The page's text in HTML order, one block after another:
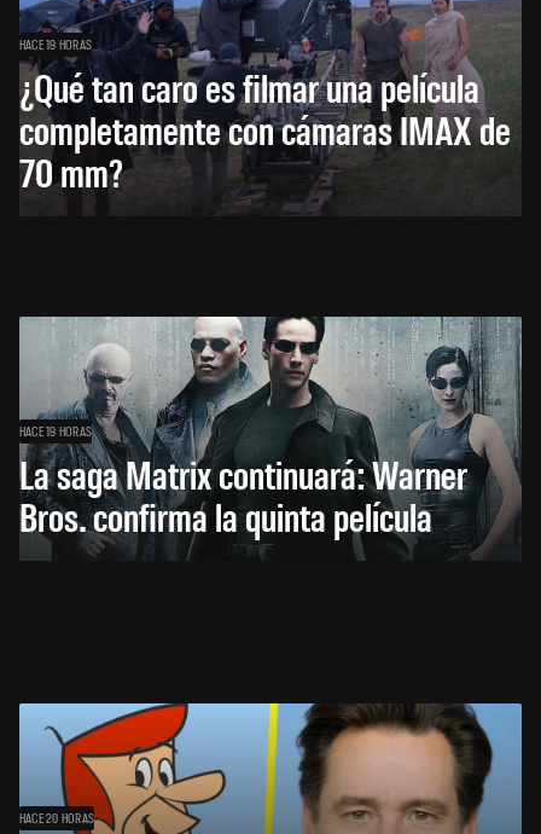
HACE 19 HORAS
¿Qué tan caro es filmar una película
completamente con cámaras IMAX de
70 mm?
HACE 19 HORAS
La saga Matrix continuará: Warner
Bros. confirma la quinta película
HACE 20 HORAS